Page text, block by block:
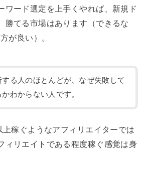
ワード選定を上手くやれば、新規ド
勝てる市場はあります（できるな
が良い）。
する人のほとんどが、なぜ失敗して
かわからない人です。
稼ぐようなアフィリエイターでは
ィリエイトである程度稼ぐ感覚は身